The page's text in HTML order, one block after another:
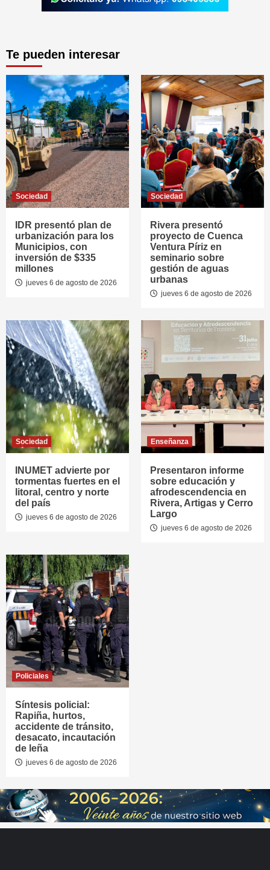
Te pueden interesar
Sociedad
IDR presentó plan de
urbanización para los
Municipios, con
inversión de $335
millones
jueves 6 de agosto de 2026
Sociedad
Rivera presentó
proyecto de Cuenca
Ventura Píriz en
seminario sobre
gestión de aguas
urbanas
jueves 6 de agosto de 2026
Sociedad
INUMET advierte por
tormentas fuertes en el
litoral, centro y norte
del país
jueves 6 de agosto de 2026
Enseñanza
Presentaron informe
sobre educación y
afrodescendencia en
Rivera, Artigas y Cerro
Largo
jueves 6 de agosto de 2026
Policiales
Síntesis policial:
Rapiña, hurtos,
accidente de tránsito,
desacato, incautación
de leña
jueves 6 de agosto de 2026